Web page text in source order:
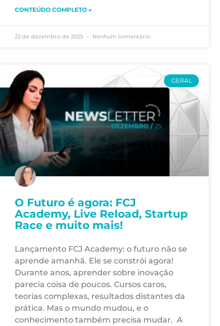
CONTEÚDO COMPLETO »
22 de dezembro de 2025 Nenhum comentário
GERAL
O Futuro é agora: FCJ
Academy, Live Reload, Startup
Race e muito mais!
Lançamento FCJ Academy: o futuro não se
aprende amanhã. Ele se constrói agora!
Durante anos, aprender sobre inovação
parecia coisa de poucos. Cursos caros,
teorias complexas, resultados distantes da
prática. Mas o mundo mudou, e o
conhecimento também precisa mudar. A